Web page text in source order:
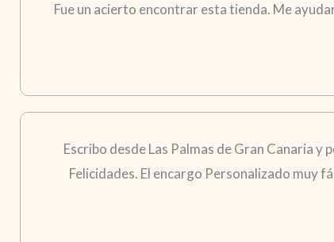
Fue un acierto encontrar esta tienda. Me
Escribo desde Las Palmas de Gran Canaria
Felicidades. El encargo Personalizado muy